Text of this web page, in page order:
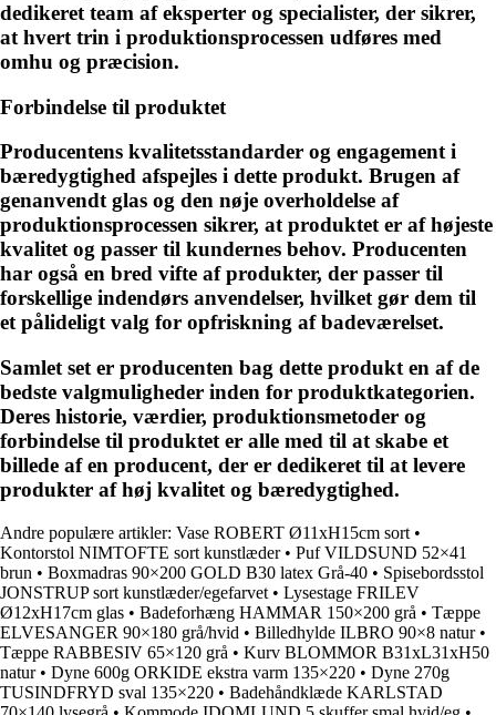
dedikeret team af eksperter og specialister, der sikrer,
at hvert trin i produktionsprocessen udføres med
omhu og præcision.
Forbindelse til produktet
Producentens kvalitetsstandarder og engagement i
bæredygtighed afspejles i dette produkt. Brugen af
genanvendt glas og den nøje overholdelse af
produktionsprocessen sikrer, at produktet er af højeste
kvalitet og passer til kundernes behov. Producenten
har også en bred vifte af produkter, der passer til
forskellige indendørs anvendelser, hvilket gør dem til
et pålideligt valg for opfriskning af badeværelset.
Samlet set er producenten bag dette produkt en af de
bedste valgmuligheder inden for produktkategorien.
Deres historie, værdier, produktionsmetoder og
forbindelse til produktet er alle med til at skabe et
billede af en producent, der er dedikeret til at levere
produkter af høj kvalitet og bæredygtighed.
Andre populære artikler: Vase ROBERT Ø11xH15cm sort •
Kontorstol NIMTOFTE sort kunstlæder• Puf VILDSUND 52×41
brun • Boxmadras 90×200 GOLD B30 latex Grå-40 • Spisebordsstol
JONSTRUP sort kunstlæder/egefarvet • Lysestage FRILEV
Ø12xH17cm glas • Badeforhæng HAMMAR 150×200 grå • Tæppe
ELVESANGER 90×180 grå/hvid • Billedhylde ILBRO 90×8 natur•
Tæppe RABBESIV 65×120 grå • Kurv BLOMMOR B31xL31xH50
natur• Dyne 600g ORKIDE ekstra varm 135×220 • Dyne 270g
TUSINDFRYD sval 135×220 • Badehåndklæde KARLSTAD